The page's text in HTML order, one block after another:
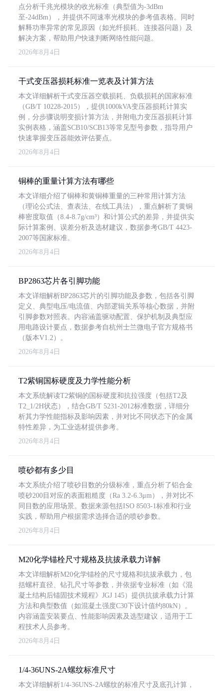
点分析千兆光模块的收光标准（典型值为-3dBm
至-24dBm），并提供不同速率光模块的参考值表格。同时
解释功率异常的常见原因（如光纤损耗、连接器问题）及
解决方案，帮助用户快速判断网络性能问题。
2026年8月4日
干式变压器损耗标准一览表及计算方法
本文详细解析干式变压器空载损耗、负载损耗的国家标准
（GB/T 10228-2015），提供1000kVA变压器损耗计算实
例，分步骤说明变损计算方法，并附电力变压器损耗计算
实例表格，涵盖SCB10/SCB13等常见型号参数，指导用户
快速掌握变压器能效评估要点。
2026年8月4日
铜棒的重量计算方法有哪些
本文详细介绍了铜棒和黄铜棒重量的三种常用计算方法
（理论公式法、查表法、在线工具法），重点解析了黄铜
棒密度取值（8.4-8.7g/cm³）和计算公式的差异，并提供实
际计算案例、误差分析及选材建议，数据参考GB/T 4423-
2007等国家标准。
2026年8月4日
BP2863芯片各引脚功能
本文详细解析BP2863芯片的引脚功能及参数，包括各引脚
定义、典型电压/电流值、内部逻辑关系等核心数据，并附
引脚参数对照表。内容涵盖驱动配置、保护机制及典型应
用电路设计要点，数据参考自杭州士兰微电子官方规格书
（版本V1.2）。
2026年8月4日
T2紫铜国标硬度及力学性能分析
本文系统解读T2紫铜的国标硬度和抗拉强度（包括T2及
T2_1/2H状态），结合GB/T 5231-2012标准数据，详细分
析其力学性能指标及影响因素，并对比不同状态下的金属
特性差异，为工业选材提供参考。
2026年8月4日
喷砂都有多少目
本文系统介绍了喷砂目数的分级标准，重点分析了铝合金
喷砂200目对应的表面粗糙度（Ra 3.2-6.3μm），并对比不
同目数的应用场景。数据来源包括ISO 8503-1标准和行业
实践，帮助用户根据需求选择合适的喷砂参数。
2026年8月4日
M20化学锚栓尺寸规格及抗拔承载力详解
本文详细解析M20化学锚栓的尺寸规格和抗拔承载力，包
括螺杆直径、钻孔尺寸等参数，并依据专业标准（如《混
凝土结构后锚固技术规程》JGJ 145）提供抗拔承载力计算
方法和典型数值（如混凝土强度C30下设计值约80kN）。
内容涵盖安装要点、性能影响因素及选型建议，适用于工
程技术人员参考。
2026年8月4日
1/4-36UNS-2A螺纹标准尺寸
本文详细解析1/4-36UNS-2A螺纹的标准尺寸及底孔计算，